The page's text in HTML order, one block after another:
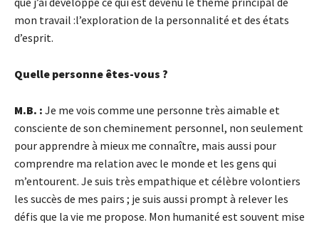
mon travail :l’exploration de la personnalité et des états
d’esprit.
Quelle personne êtes-vous ?
M.B. : Je me vois comme une personne très aimable et
consciente de son cheminement personnel, non seulement
pour apprendre à mieux me connaître, mais aussi pour
comprendre ma relation avec le monde et les gens qui
m’entourent. Je suis très empathique et célèbre volontiers
les succès de mes pairs ; je suis aussi prompt à relever les
défis que la vie me propose. Mon humanité est souvent mise